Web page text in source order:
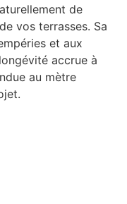
de
vos terrasses. Sa
et aux
accrue à
au mètre